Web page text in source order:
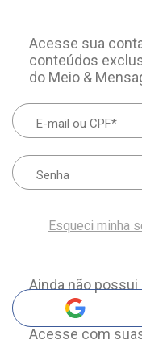
Acesse sua
conteúdos
do Meio &
Esqueci minha
Ainda não possui
Acesse com